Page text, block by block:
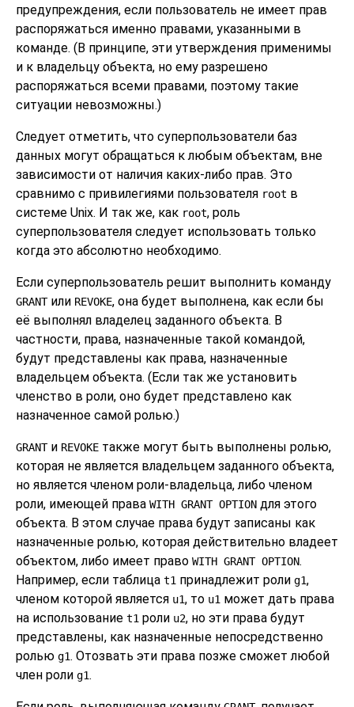
предупреждения, если пользователь не имеет прав
распоряжаться именно правами, указанными в
команде. (В принципе, эти утверждения применимы
и к владельцу объекта, но ему разрешено
распоряжаться всеми правами, поэтому такие
ситуации невозможны.)
Следует отметить, что суперпользователи баз
данных могут обращаться к любым объектам, вне
зависимости от наличия каких-либо прав. Это
сравнимо с привилегиями пользователя root в
системе Unix. И так же, как root, роль
суперпользователя следует использовать только
когда это абсолютно необходимо.
Если суперпользователь решит выполнить команду
GRANTили REVOKE, она будет выполнена, как если бы
её выполнял владелец заданного объекта. В
частности, права, назначенные такой командой,
будут представлены как права, назначенные
владельцем объекта. (Если так же установить
членство в роли, оно будет представлено как
назначенное самой ролью.)
GRANTи REVOKE также могут быть выполнены ролью,
которая не является владельцем заданного объекта,
но является членом роли-владельца, либо членом
роли, имеющей права WITH GRANT OPTION для этого
объекта. В этом случае права будут записаны как
назначенные ролью, которая действительно владеет
объектом, либо имеет право WITH GRANT OPTION.
Например, если таблица t1 принадлежит роли g1,
членом которой является u1, то u1 может дать права
на использование t1 роли u2, но эти права будут
представлены, как назначенные непосредственно
ролью g1. Отозвать эти права позже сможет любой
член роли g1.